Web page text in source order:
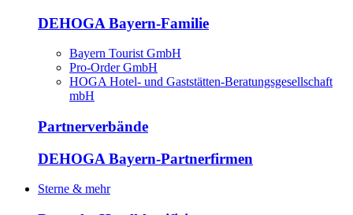
DEHOGA Bayern-Familie
Bayern Tourist GmbH
Pro-Order GmbH
HOGA Hotel- und Gaststätten-Beratungsgesellschaft
mbH
Partnerverbände
DEHOGA Bayern-Partnerfirmen
Sterne & mehr